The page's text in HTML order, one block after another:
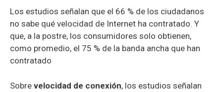
Los estudios señalan que el 66 % de los ciudadanos
no sabe qué velocidad de Internet ha contratado. Y
que, a la postre, los consumidores solo obtienen,
como promedio, el 75 % de la banda ancha que han
contratado
Sobre velocidad de conexión, los estudios señalan